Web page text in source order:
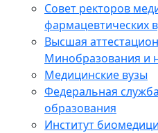
Совет ректоров
фармацевтических
Высшая
Минобразования и
Медицинские вузы
Федеральная
образования
Институт